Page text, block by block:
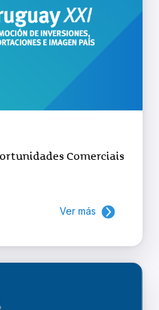
Comerciais
Ver más